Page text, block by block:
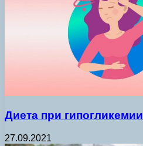
Диета при гипогликемии
27.09.2021